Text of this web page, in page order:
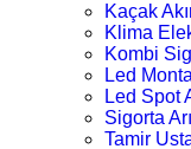
Kaçak
Klima
Kombi
Led
Led Spot
Sigorta
Tamir